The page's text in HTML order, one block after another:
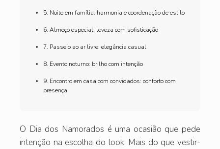
5. Noite em família: harmonia e coordenação de estilo
6. Almoço especial: leveza com sofisticação
7. Passeio ao ar livre: elegância casual
8. Evento noturno: brilho com intenção
9. Encontro em casa com convidados: conforto com
presença
O Dia dos Namorados é uma ocasião que pede
intenção na escolha do look. Mais do que vestir-